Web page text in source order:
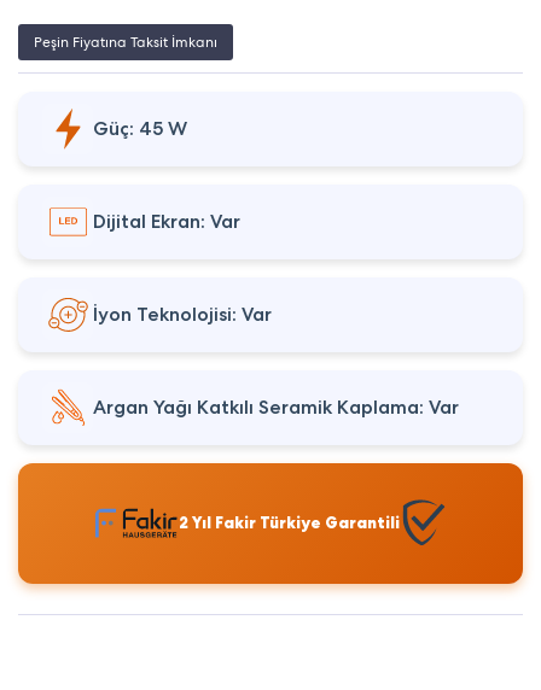
Peşin Fiyatına Taksit İmkanı
Güç: 45 W
Dijital Ekran: Var
İyon Teknolojisi: Var
Argan Yağı Katkılı Seramik Kaplama: Var
2 Yıl Fakir Türkiye Garantili